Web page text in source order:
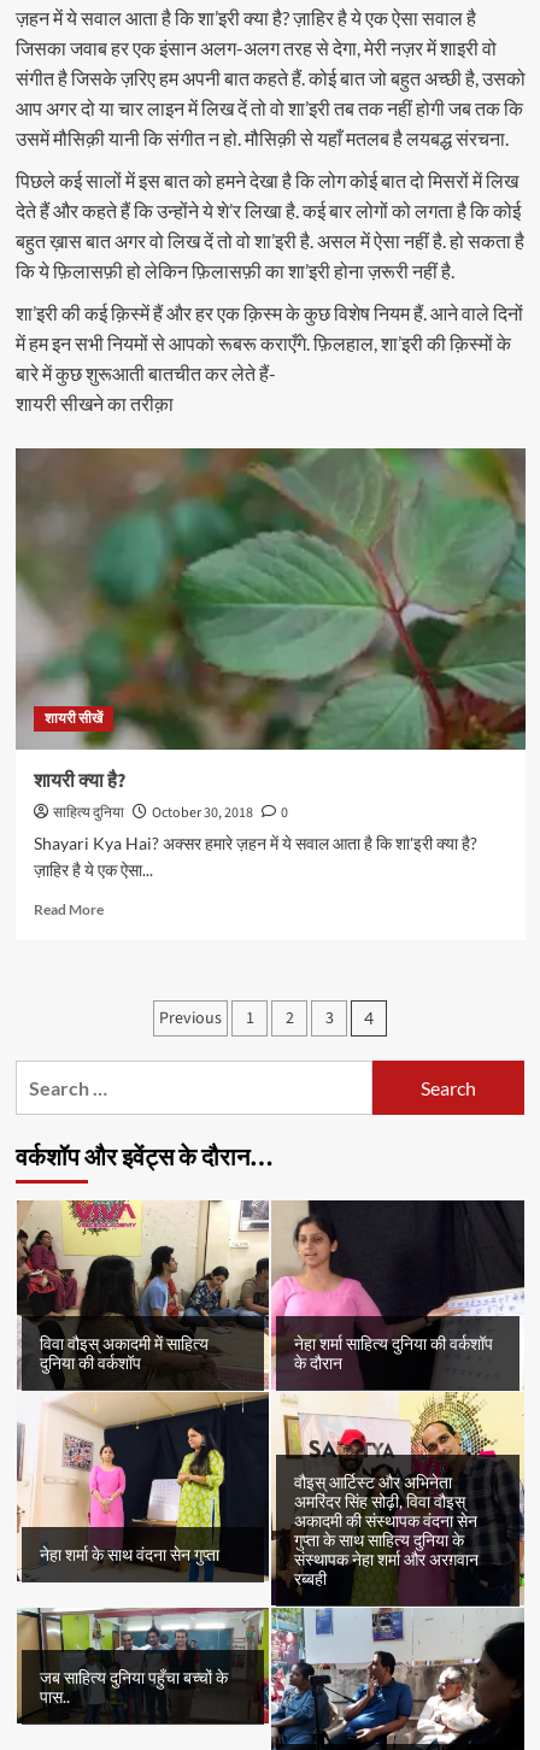
ज़हन में ये सवाल आता है कि शा’इरी क्या है? ज़ाहिर है ये एक ऐसा सवाल है
जिसका जवाब हर एक इंसान अलग-अलग तरह से देगा, मेरी नज़र में शाइरी वो
संगीत है जिसके ज़रिए हम अपनी बात कहते हैं. कोई बात जो बहुत अच्छी है, उसको
आप अगर दो या चार लाइन में लिख दें तो वो शा’इरी तब तक नहीं होगी जब तक कि
उसमें मौसिक़ी यानी कि संगीत न हो. मौसिक़ी से यहाँ मतलब है लयबद्ध संरचना.
पिछले कई सालों में इस बात को हमने देखा है कि लोग कोई बात दो मिसरों में लिख
देते हैं और कहते हैं कि उन्होंने ये शे’र लिखा है. कई बार लोगों को लगता है कि कोई
बहुत ख़ास बात अगर वो लिख दें तो वो शा’इरी है. असल में ऐसा नहीं है. हो सकता है
कि ये फ़िलासफ़ी हो लेकिन फ़िलासफ़ी का शा’इरी होना ज़रूरी नहीं है.
शा’इरी की कई क़िस्में हैं और हर एक क़िस्म के कुछ विशेष नियम हैं. आने वाले दिनों
में हम इन सभी नियमों से आपको रूबरू कराएँगे. फ़िलहाल, शा’इरी की क़िस्मों के
बारे में कुछ शुरूआती बातचीत कर लेते हैं-
शायरी सीखने का तरीक़ा
शायरी सीखें
शायरी क्या है?
साहित्य दुनिया October 30, 2018
0
Shayari Kya Hai? अक्सर हमारे ज़हन में ये सवाल आता है कि शा'इरी क्या है?
ज़ाहिर है ये एक ऐसा...
Read MoreRead
Posts
pagination
Previous 1 2 3 4
वर्कशॉप और इवेंट्स के दौरान…
विवा वौइस् अकादमी में साहित्य
दुनिया की वर्कशॉप
नेहा शर्मा साहित्य दुनिया की वर्कशॉप
के दौरान
नेहा शर्मा के साथ वंदना सेन गुप्ता
वौइस् आर्टिस्ट और अभिनेता
अमरिंदर सिंह सोढ़ी, विवा वौइस्
अकादमी की संस्थापक वंदना सेन
गुप्ता के साथ साहित्य दुनिया के
संस्थापक नेहा शर्मा और अरग़वान
रब्बही
जब साहित्य दुनिया पहुँचा बच्चों के
पास..